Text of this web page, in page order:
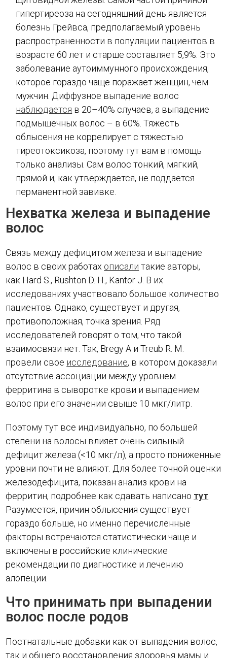
гипертиреоза на сегодняшний день является
болезнь Грейвса, предполагаемый уровень
распространенности в популяции пациентов в
возрасте 60 лет и старше составляет 5,9%. Это
заболевание аутоиммунного происхождения,
которое гораздо чаще поражает женщин, чем
мужчин. Диффузное выпадение волос
наблюдается в 20–40% случаев, а выпадение
подмышечных волос – в 60%. Тяжесть
облысения не коррелирует с тяжестью
тиреотоксикоза, поэтому тут вам в помощь
только анализы. Сам волос тонкий, мягкий,
прямой и, как утверждается, не поддается
перманентной завивке.
Нехватка железа и выпадение
волос
Связь между дефицитом железа и выпадение
волос в своих работах описали такие авторы,
как Hard S., Rushton D. H., Kantor J. В их
исследованиях участвовало большое количество
пациентов. Однако, существует и другая,
противоположная, точка зрения. Ряд
исследователей говорят о том, что такой
взаимосвязи нет. Так, Bregy A и Treub R. M.
провели свое исследование, в котором доказали
отсутствие ассоциации между уровнем
ферритина в сыворотке крови и выпадением
волос при его значении свыше 10 мкг/литр.
Поэтому тут все индивидуально, по большей
степени на волосы влияет очень сильный
дефицит железа (<10 мкг/л), а просто пониженные
уровни почти не влияют. Для более точной оценки
железодефицита, показан анализ крови на
ферритин, подробнее как сдавать написано тут
Разумеется, причин облысения существует
гораздо больше, но именно перечисленные
факторы встречаются статистически чаще и
включены в российские клинические
рекомендации по диагностике и лечению
алопеции.
Что принимать при выпадении
волос после родов
Постнатальные добавки как от выпадения волос,
так и общего восстановления здоровья мамы и